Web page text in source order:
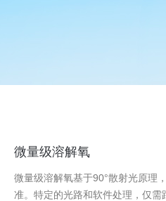
微量级溶解氧
微量级溶解氧基于90°散射光原理
准。特定的光路和软件处理，仅需